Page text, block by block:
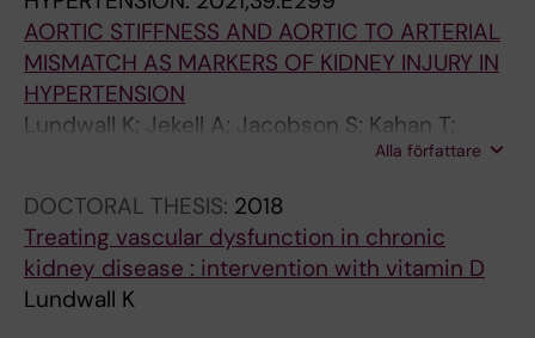
AORTIC STIFFNESS AND AORTIC TO ARTERIAL
MISMATCH AS MARKERS OF KIDNEY INJURY IN
HYPERTENSION
Lundwall K; Jekell A; Jacobson S; Kahan T;
Alla författare
DOCTORAL THESIS: 2018
Treating vascular dysfunction in chronic
kidney disease : intervention with vitamin D
Lundwall K